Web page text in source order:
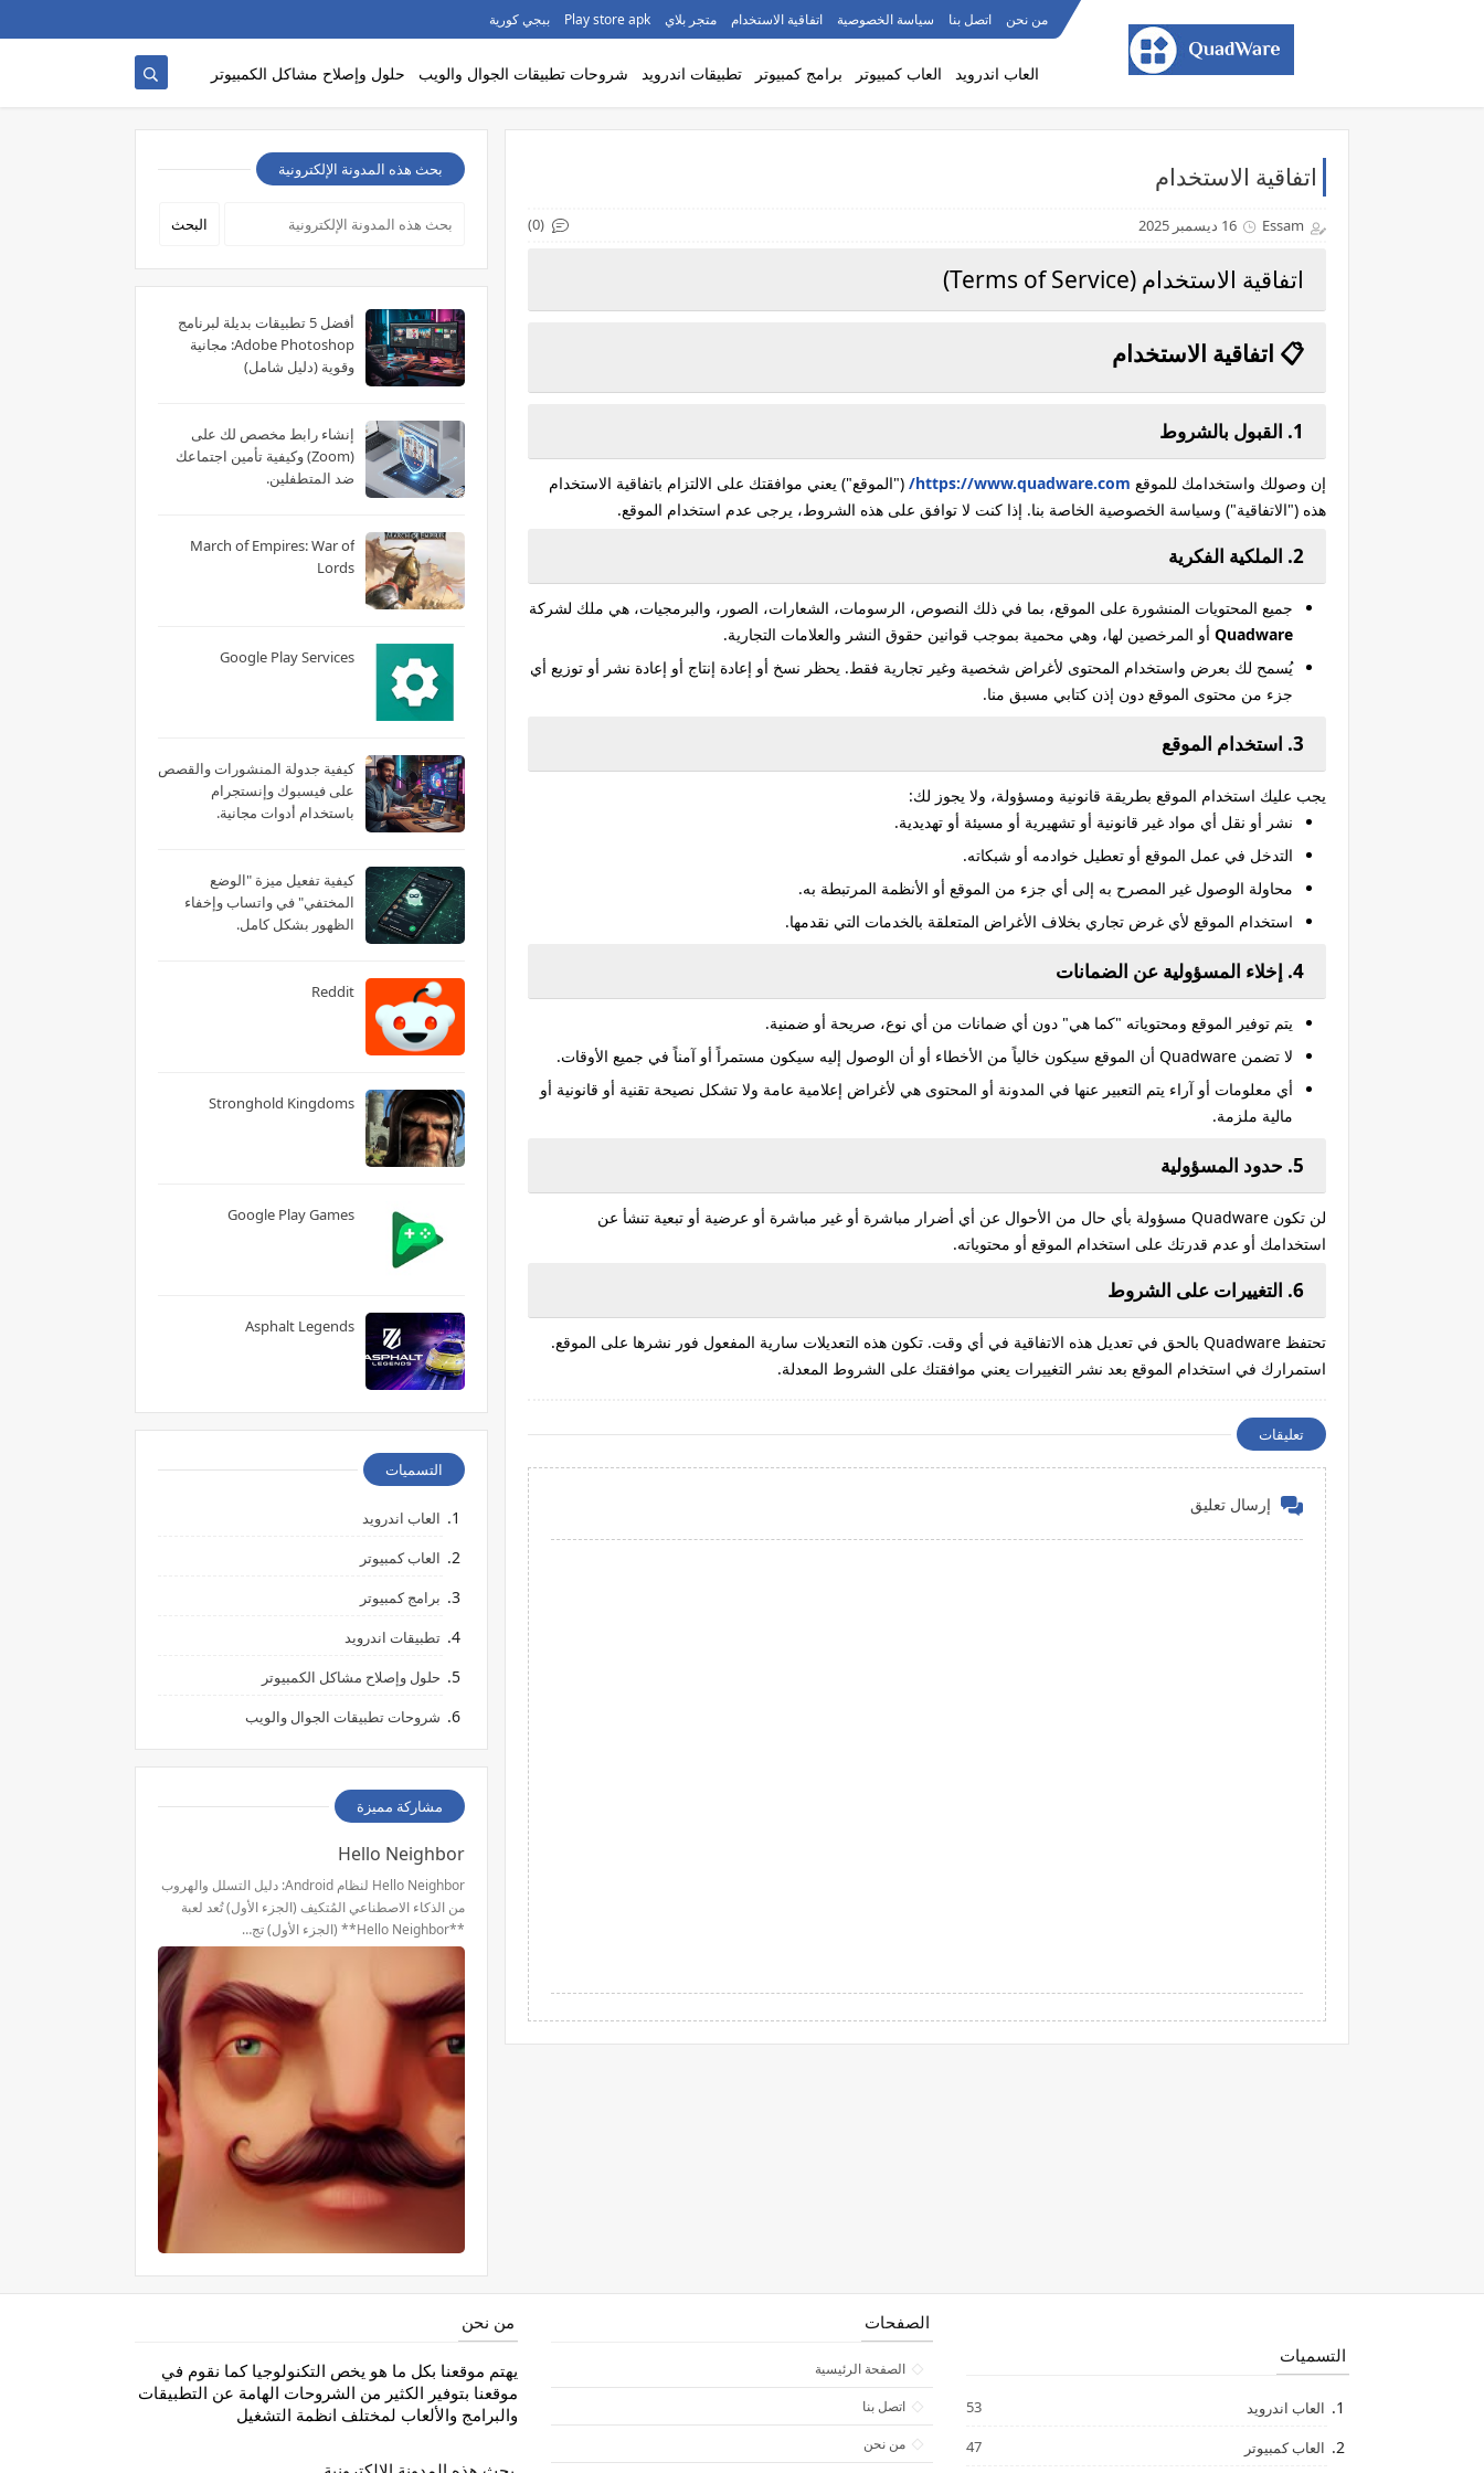
من نحن اتصل بنا سياسة الخصوصية اتفاقية الاستخدام متجر بلاي Play store apk ببجي كورية
العاب اندرويد العاب كمبيوتر برامج كمبيوتر تطبيقات اندرويد شروحات تطبيقات الجوال والويب حلول وإصلاح مشاكل الكمبيوتر
اتفاقية الاستخدام
Essam 16 ديسمبر 2025 (0)
اتفاقية الاستخدام (Terms of Service)
📋 اتفاقية الاستخدام
1. القبول بالشروط
إن وصولك واستخدامك للموقع https://www.quadware.com/ ("الموقع") يعني موافقتك على الالتزام باتفاقية الاستخدام
هذه ("الاتفاقية") وسياسة الخصوصية الخاصة بنا. إذا كنت لا توافق على هذه الشروط، يرجى عدم استخدام الموقع.
2. الملكية الفكرية
جميع المحتويات المنشورة على الموقع، بما في ذلك النصوص، الرسومات، الشعارات، الصور، والبرمجيات، هي ملك لشركة
Quadware أو المرخصين لها، وهي محمية بموجب قوانين حقوق النشر والعلامات التجارية.
يُسمح لك بعرض واستخدام المحتوى لأغراض شخصية وغير تجارية فقط. يحظر نسخ أو إعادة إنتاج أو إعادة نشر أو توزيع أي
جزء من محتوى الموقع دون إذن كتابي مسبق منا.
3. استخدام الموقع
يجب عليك استخدام الموقع بطريقة قانونية ومسؤولة، ولا يجوز لك:
نشر أو نقل أي مواد غير قانونية أو تشهيرية أو مسيئة أو تهديدية.
التدخل في عمل الموقع أو تعطيل خوادمه أو شبكاته.
محاولة الوصول غير المصرح به إلى أي جزء من الموقع أو الأنظمة المرتبطة به.
استخدام الموقع لأي غرض تجاري بخلاف الأغراض المتعلقة بالخدمات التي نقدمها.
4. إخلاء المسؤولية عن الضمانات
يتم توفير الموقع ومحتوياته "كما هي" دون أي ضمانات من أي نوع، صريحة أو ضمنية.
لا تضمن Quadware أن الموقع سيكون خالياً من الأخطاء أو أن الوصول إليه سيكون مستمراً أو آمناً في جميع الأوقات.
أي معلومات أو آراء يتم التعبير عنها في المدونة أو المحتوى هي لأغراض إعلامية عامة ولا تشكل نصيحة تقنية أو قانونية أو
مالية ملزمة.
5. حدود المسؤولية
لن تكون Quadware مسؤولة بأي حال من الأحوال عن أي أضرار مباشرة أو غير مباشرة أو عرضية أو تبعية تنشأ عن
استخدامك أو عدم قدرتك على استخدام الموقع أو محتوياته.
6. التغييرات على الشروط
تحتفظ Quadware بالحق في تعديل هذه الاتفاقية في أي وقت. تكون هذه التعديلات سارية المفعول فور نشرها على الموقع.
استمرارك في استخدام الموقع بعد نشر التغييرات يعني موافقتك على الشروط المعدلة.
تعليقات
إرسال تعليق
بحث هذه المدونة الإلكترونية
أفضل 5 تطبيقات بديلة لبرنامج
Adobe Photoshop: مجانية
وقوية (دليل شامل)
إنشاء رابط مخصص لك على
(Zoom) وكيفية تأمين اجتماعك
ضد المتطفلين.
March of Empires: War of
Lords
Google Play Services
كيفية جدولة المنشورات والقصص
على فيسبوك وإنستجرام
باستخدام أدوات مجانية.
كيفية تفعيل ميزة "الوضع
المختفي" في واتساب وإخفاء
الظهور بشكل كامل.
Reddit
Stronghold Kingdoms
Google Play Games
Asphalt Legends
التسميات
العاب اندرويد
العاب كمبيوتر
برامج كمبيوتر
تطبيقات اندرويد
حلول وإصلاح مشاكل الكمبيوتر
شروحات تطبيقات الجوال والويب
مشاركة مميزة
Hello Neighbor
Hello Neighbor لنظام Android: دليل التسلل والهروب
من الذكاء الاصطناعي المُتكيف (الجزء الأول) تُعد لعبة
**Hello Neighbor** (الجزء الأول) تج…
التسميات
العاب اندرويد 53
العاب كمبيوتر 47
الصفحات
الصفحة الرئيسية
اتصل بنا
من نحن
من نحن
يهتم موقعنا بكل ما هو يخص التكنولوجيا كما نقوم في
موقعنا بتوفير الكثير من الشروحات الهامة عن التطبيقات
والبرامج والألعاب لمختلف انظمة التشغيل